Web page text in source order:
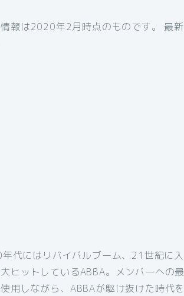
報は2020年2月時点のものです。 最新
代にはリバイバルブーム、21世紀に入
ヒットしているABBA。メンバーへの最
用しながら、ABBAが駆け抜けた時代を